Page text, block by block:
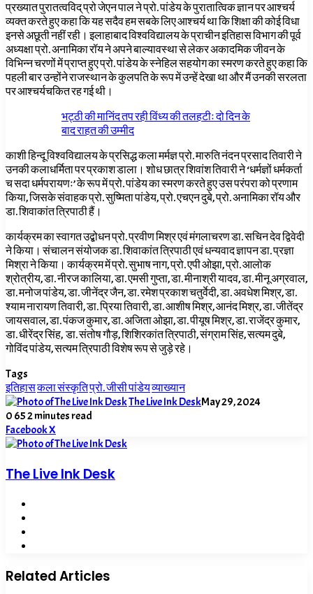
प्रख्यात पुरातत्वविद् प्रो जेएन पाल ने प्रो. पांडेय के पुरातात्विक ज्ञान पर आश्चर्य
व्यक्त करते हुए कहा कि यह सदैव हम सबके लिए आश्चर्य था कि शिक्षा की कोई विधा
इनसे अछूती नहीं रही। इलाहाबाद विश्वविद्यालय के प्राचीन इतिहास विभाग की पूर्व
अध्यक्षा प्रो. अनामिका रॉय ने अपने बाल्यावस्था से लेकर अकादमिक जीवन के
विभिन्न चरणों में प्राप्त हुए प्रो. पांडेय के स्नेहिल सहयोग का स्मरण करते हुए कहा कि
पहली बार उन्होंने राजस्थान के कुलपति के रूप में उन्हें देखा था और मैं उनकी सरलता
पर आश्चर्यचकित रह गई थी।
भट्ठी की मानिंद तप रही विंध्य की तलहटीः दो दिन के
बाद राहत की उम्मीद
काशी हिन्दू विश्वविद्यालय के प्रसिद्ध कला मर्मज्ञ प्रो. मारुति नंदन प्रसाद तिवारी ने
उनकी कलाधर्मिता पर प्रकाश डाला। शोध छात्र शिवांश तिवारी ने ‘धर्मज्ञों धर्मकर्ता
च सदा धर्मपरायणः’ के रूप में प्रो. पांडेय का स्मरण करते हुए उस परंपरा को प्रणाम
किया, जिसके संवाहक प्रो. सुष्मिता पांडेय, प्रो. एचएन दुबे, प्रो. अनामिका रॉय और
डा. शिवाकांत त्रिपाठी हैं।
कार्यक्रम का स्वागत उद्बोधन प्रो. प्रवीण मिश्र एवं मंगलाचरण डा. सचिन देव द्विवेदी
ने किया। संचालन संयोजक डा. शिवाकांत त्रिपाठी एवं धन्यवाद ज्ञापन डा. प्रज्ञा
मिश्रा ने किया। कार्यक्रम में प्रो. सुभाष नाग, प्रो. एपी ओझा, प्रो. आलोक
श्रोत्रीय, डा. नीरज कालिया, डा. एमसी गुप्ता, डा. मीनाश्री यादव, डा. मीनू अग्रवाल,
डा. मनोज पांडेय, डा. जीनेंद्र जैन, डा. रमेश प्रकाश चतुर्वेदी, डा. अवधेश मिश्र, डा.
श्याम नारायण तिवारी, डा. प्रिया तिवारी, डा. आशीष मिश्र, आनंद मिश्र, डा. जीतेंद्र
जायसवाल, डा. पंकज कुमार, डा. अजिता ओझा, डा. पीयूष मिश्र, डा. राजेंद्र कुमार,
डा. धीरेंद्र सिंह, डा. संतोष गौड़, शिशिरकांत त्रिपाठी, संग्राम सिंह, सत्यम दुबे,
गोविंद पांडेय, सत्यम त्रिपाठी विशेष रूप से जुड़े रहे।
Tags
इतिहासकला संस्कृतिप्रो. जीसी पांडेयव्याख्यान
The Live Ink DeskMay 29, 2024
0 652 minutes read
FacebookXLinkedIn
Tumblr
Pinterest
Reddit
VKontakte
Share
via
Print
The Live Ink Desk
Related Articles